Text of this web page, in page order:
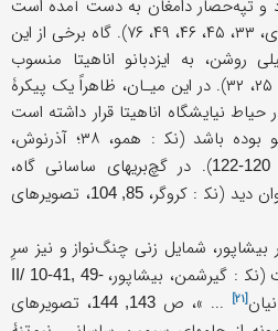
و تپه‌حصار دامغان به دست آمده است
(برای دیدن تصویر آنها، نک‍ : ایازی، ۳۳، ۴۵، ۴۶، ۴۹، ۷۶). گاه برخی از این
روشن، به ایزدبانو اناهیتا منسوب
شده‌اند (برای نمونه، نک‍ : همـو، ۲۵، ۳۲). در این میـان، ظاهراً یک پیکرۀ
نیایشگاه اناهیتا قرار داشته است
و شاید تجسمی از این ایزدبانو بوده باشد (نک‍ : همو، ۳۸؛ آذرنوش،
120-122
). در گچ‌بریهای ساسانی گاه،
دید (نک‍ : کروگر،
، تصویرهای
بیشاپور، شمایل زنی چنگ‌نواز و نیز سرِ
: گیرشمن، بیشاپور، II/ 10-41, 49-
[۲۱] ... »، ص 143, 144 ، تصویرهای